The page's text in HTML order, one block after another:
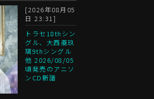
[2026年08月05
日 23:31]
トラセ18thシン
グル、大西亜玖
璃9thシングル
他 2026/08/05
頃発売のアニソ
ンCD新譜